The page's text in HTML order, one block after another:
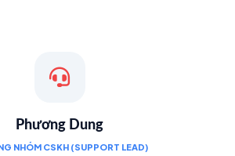
Phương Dung
NHÓM CSKH (SUPPORT LEAD)